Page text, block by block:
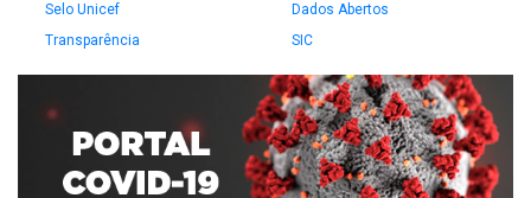
Selo Unicef
Dados Abertos
Transparência
SIC